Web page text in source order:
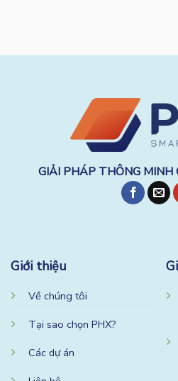
GIẢI PHÁP THÔNG MINH
Giới thiệu
Về chúng tôi
Tại sao chọn PHX?
Các dự án